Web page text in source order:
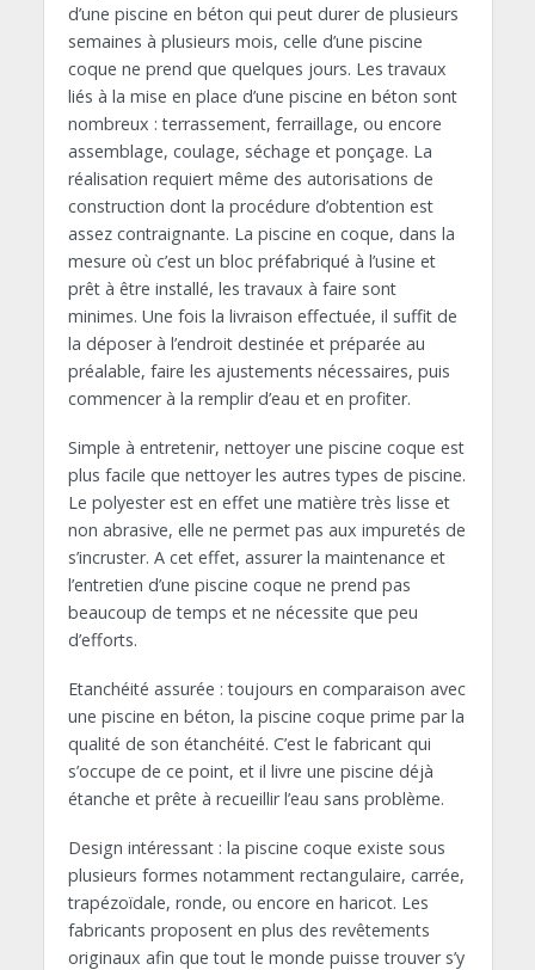
d’une piscine en béton qui peut durer de plusieurs
semaines à plusieurs mois, celle d’une piscine
coque ne prend que quelques jours. Les travaux
liés à la mise en place d’une piscine en béton sont
nombreux : terrassement, ferraillage, ou encore
assemblage, coulage, séchage et ponçage. La
réalisation requiert même des autorisations de
construction dont la procédure d’obtention est
assez contraignante. La piscine en coque, dans la
mesure où c’est un bloc préfabriqué à l’usine et
prêt à être installé, les travaux à faire sont
minimes. Une fois la livraison effectuée, il suffit de
la déposer à l’endroit destinée et préparée au
préalable, faire les ajustements nécessaires, puis
commencer à la remplir d’eau et en profiter.
Simple à entretenir, nettoyer une piscine coque est
plus facile que nettoyer les autres types de piscine.
Le polyester est en effet une matière très lisse et
non abrasive, elle ne permet pas aux impuretés de
s’incruster. A cet effet, assurer la maintenance et
l’entretien d’une piscine coque ne prend pas
beaucoup de temps et ne nécessite que peu
d’efforts.
Etanchéité assurée : toujours en comparaison avec
une piscine en béton, la piscine coque prime par la
qualité de son étanchéité. C’est le fabricant qui
s’occupe de ce point, et il livre une piscine déjà
étanche et prête à recueillir l’eau sans problème.
Design intéressant : la piscine coque existe sous
plusieurs formes notamment rectangulaire, carrée,
trapézoïdale, ronde, ou encore en haricot. Les
fabricants proposent en plus des revêtements
originaux afin que tout le monde puisse trouver s’y